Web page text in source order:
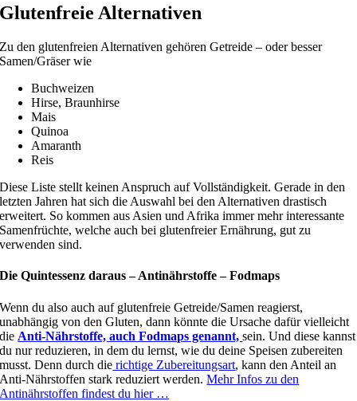
Glutenfreie Alternativen
Zu den glutenfreien Alternativen gehören Getreide – oder besser
Samen/Gräser wie
Buchweizen
Hirse, Braunhirse
Mais
Quinoa
Amaranth
Reis
Diese Liste stellt keinen Anspruch auf Vollständigkeit. Gerade in den
letzten Jahren hat sich die Auswahl bei den Alternativen drastisch
erweitert. So kommen aus Asien und Afrika immer mehr interessante
Samenfrüchte, welche auch bei glutenfreier Ernährung, gut zu
verwenden sind.
Die Quintessenz daraus – Antinährstoffe – Fodmaps
Wenn du also auch auf glutenfreie Getreide/Samen reagierst,
unabhängig von den Gluten, dann könnte die Ursache dafür vielleicht
die Anti-Nährstoffe, auch Fodmaps genannt,sein. Und diese kannst
du nur reduzieren, in dem du lernst, wie du deine Speisen zubereiten
musst. Denn durch die richtige Zubereitungsart, kann den Anteil an
Anti-Nährstoffen stark reduziert werden.Mehr Infos zu den
Antinährstoffen findest du hier …